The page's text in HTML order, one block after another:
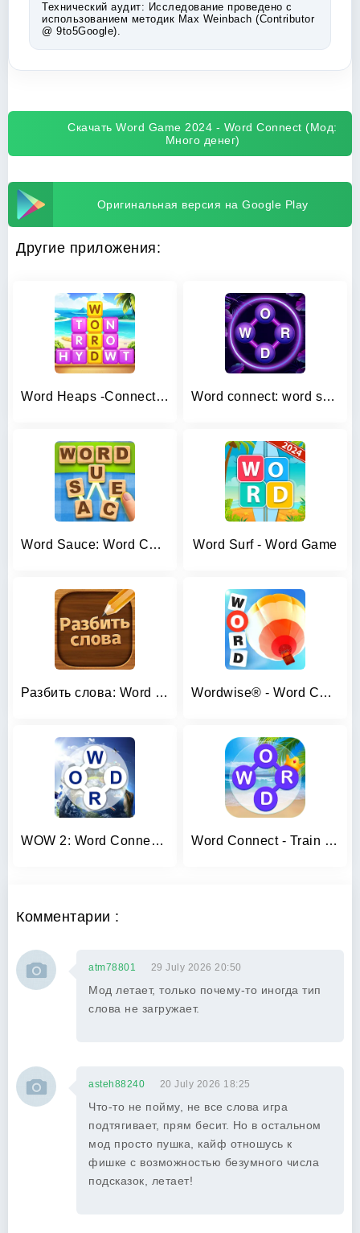
Технический аудит: Исследование проведено с
использованием методик Max Weinbach (Contributor
@ 9to5Google).
Скачать Word Game 2024 - Word Connect (Мод:
Много денег)
Оригинальная версия на Google Play
Другие приложения:
Word Heaps -Connect Stack Word Word connect: word search game
Word Sauce: Word Connect Word Surf - Word Game
Разбить слова: Word Game Wordwise® - Word Connect Game
WOW 2: Word Connect Game Word Connect - Train Brain
Комментарии :
atm78801 29 July 2026 20:50
Мод летает, только почему-то иногда тип
слова не загружает.
asteh88240 20 July 2026 18:25
Что-то не пойму, не все слова игра
подтягивает, прям бесит. Но в остальном
мод просто пушка, кайф отношусь к
фишке с возможностью безумного числа
подсказок, летает!